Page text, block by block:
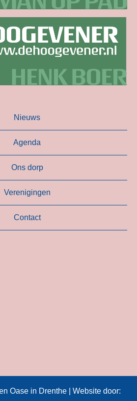
Nieuws
Agenda
Ons dorp
Verenigingen
Contact
Oase in Drenthe | Website door: